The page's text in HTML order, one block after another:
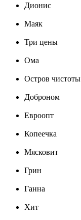
Дионис
Маяк
Три цены
Ома
Остров чистоты
Доброном
Евроопт
Копеечка
Мясковит
Грин
Ганна
Хит